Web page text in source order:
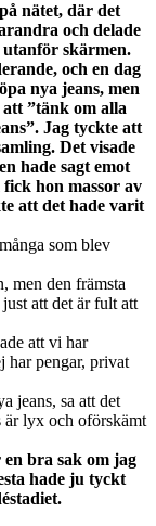
nätet, där det
och delade
utanför skärmen.
och en dag
nya jeans, men
”tänk om alla
Jag tyckte att
Det visade
hade sagt emot
hon massor av
att det hade varit
som blev
men den främsta
att det är fult att
att vi har
har pengar, privat
jeans, sa att det
är lyx och oförskämt
bra sak om jag
hade ju tyckt